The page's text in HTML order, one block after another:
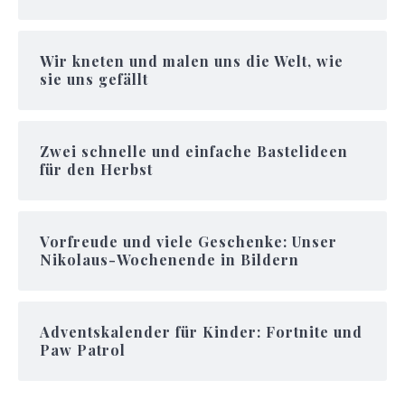
Wir kneten und malen uns die Welt, wie
sie uns gefällt
Zwei schnelle und einfache Bastelideen
für den Herbst
Vorfreude und viele Geschenke: Unser
Nikolaus-Wochenende in Bildern
Adventskalender für Kinder: Fortnite und
Paw Patrol